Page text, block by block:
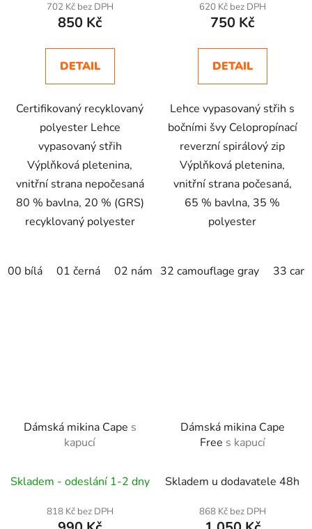
702 Kč bez DPH
850 Kč
DETAIL
Certifikovaný recyklovaný
polyester Lehce
vypasovaný střih
Výplňková pletenina,
vnitřní strana nepočesaná
80 % bavlna, 20 % (GRS)
recyklovaný polyester
00 bílá 01 černá 02 námořní modrá 04 žlutá 07
620 Kč bez DPH
750 Kč
DETAIL
Lehce vypasovaný střih s
bočními švy Celopropínací
reverzní spirálový zip
Výplňková pletenina,
vnitřní strana počesaná,
65 % bavlna, 35 %
polyester
32 camouflage gray 33
Dámská mikina Cape s
kapucí
Skladem - odeslání 1-2 dny
818 Kč bez DPH
Dámská mikina Cape
Free s kapucí
Skladem u dodavatele 48h
868 Kč bez DPH